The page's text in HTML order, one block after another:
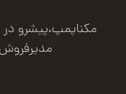
مکناپمپ،پیشرو در